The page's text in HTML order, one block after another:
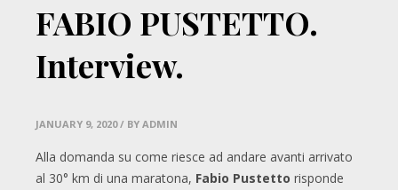
FABIO PUSTETTO.
Interview.
JANUARY 9, 2020 / BY ADMIN
Alla domanda su come riesce ad andare avanti arrivato
al 30° km di una maratona, Fabio Pustetto risponde